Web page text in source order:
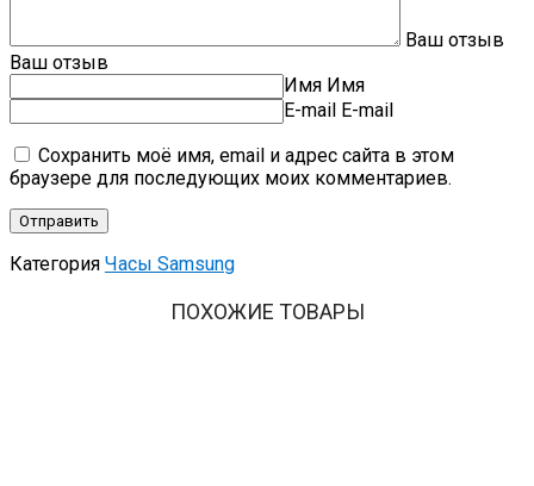
Ваш отзыв
Ваш отзыв
Имя Имя
E-mail E-mail
Сохранить моё имя, email и адрес сайта в этом
браузере для последующих моих комментариев.
Категория Часы Samsung
ПОХОЖИЕ ТОВАРЫ